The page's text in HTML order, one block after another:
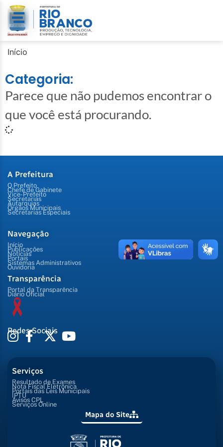
Início
Categoria:
Parece que não pudemos encontrar o
que você está procurando.
A Prefeitura
O Prefeito
Chefe de Gabinete
Vice-Prefeito
Secretarias
Autarquias
Órgãos Municipais
Secretarias Especiais
Navegação
Início
Publicações
Notícias
Portais
Sistemas Administrativos
Ouvidoria
Transparência
Portal da Transparência
Diário Oficial
Redes Sociais
Serviços
Resultado de Exames
Nota Fiscal Eletrônica
Portais das Leis Municipais
IPTU
Avisos CPL
Serviços Online
Mapa do Site